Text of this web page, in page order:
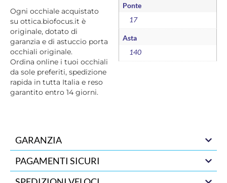
Ogni occhiale acquistato
su ottica.biofocus.it è
originale, dotato di
garanzia e di astuccio porta
occhiali originale.
Ordina online i tuoi occhiali
da sole preferiti, spedizione
rapida in tutta Italia e reso
garantito entro 14 giorni.
Ponte
17
Asta
140
GARANZIA
PAGAMENTI SICURI